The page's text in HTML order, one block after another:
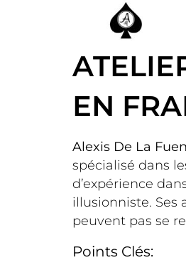
EN
Alexis De La
spécialisé dans
d’expérience
illusionniste. Ses
peuvent pas se
Points Clés: